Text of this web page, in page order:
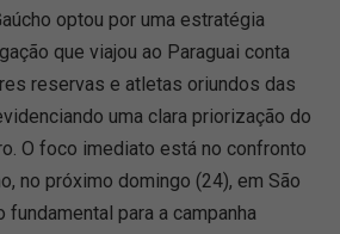
optou por uma estratégia
que viajou ao Paraguai conta
reservas e atletas oriundos das
uma clara priorização do
O foco imediato está no confronto
no próximo domingo (24), em São
fundamental para a campanha